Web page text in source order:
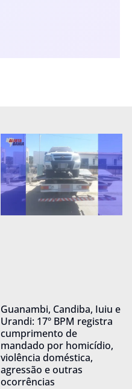
Guanambi, Candiba, Iuiu e
Urandi: 17º BPM registra
cumprimento de
mandado por homicídio,
violência doméstica,
agressão e outras
ocorrências